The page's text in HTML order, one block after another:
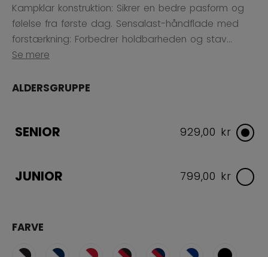
Kampklar konstruktion: Sikrer en bedre pasform og
følelse fra første dag. Sensalast-håndflade med
forstærkning: Forbedrer holdbarheden og stav...
Se mere
ALDERSGRUPPE
SENIOR 929,00 kr
JUNIOR 799,00 kr
FARVE